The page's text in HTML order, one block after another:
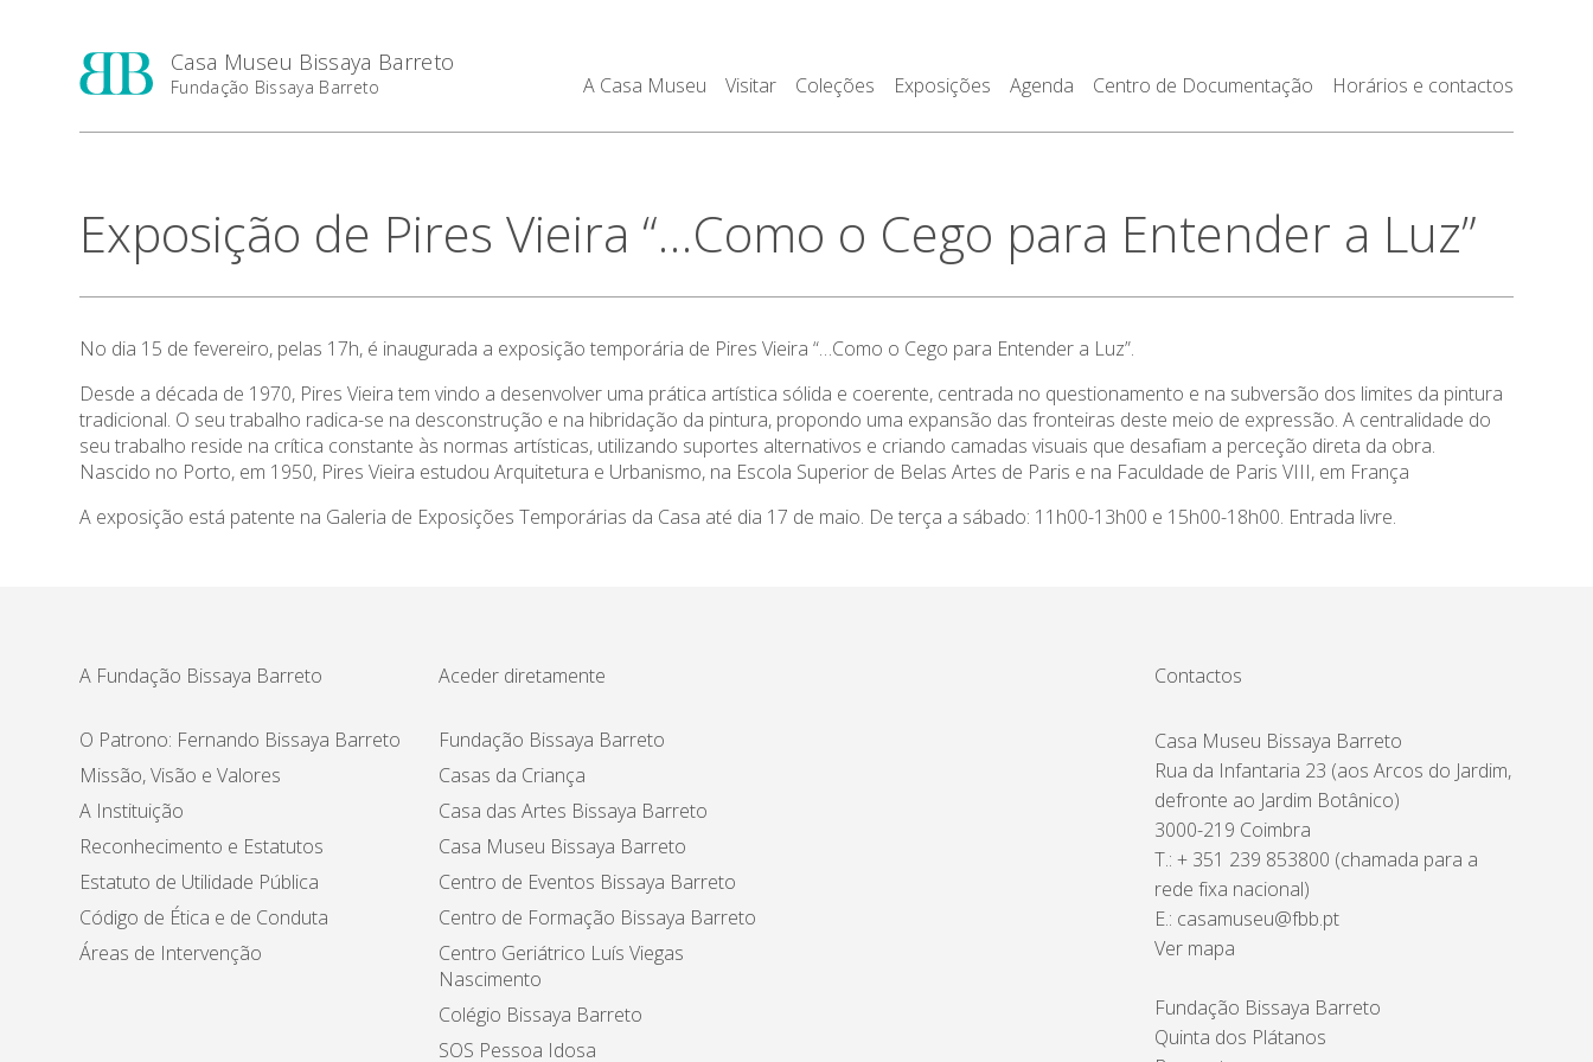
Casa Museu Bissaya Barreto
Fundação Bissaya Barreto A Casa Museu Visitar Coleções Exposições Agenda Centro de Documentação Horários e contactos
Exposição de Pires Vieira “…Como o Cego para Entender a Luz”
No dia 15 de fevereiro, pelas 17h, é inaugurada a exposição temporária de Pires Vieira “…Como o Cego para Entender a Luz”.
Desde a década de 1970, Pires Vieira tem vindo a desenvolver uma prática artística sólida e coerente, centrada no questionamento e na subversão dos limites da pintura
tradicional. O seu trabalho radica-se na desconstrução e na hibridação da pintura, propondo uma expansão das fronteiras deste meio de expressão. A centralidade do
seu trabalho reside na crítica constante às normas artísticas, utilizando suportes alternativos e criando camadas visuais que desafiam a perceção direta da obra.
Nascido no Porto, em 1950, Pires Vieira estudou Arquitetura e Urbanismo, na Escola Superior de Belas Artes de Paris e na Faculdade de Paris VIII, em França
A exposição está patente na Galeria de Exposições Temporárias da Casa até dia 17 de maio. De terça a sábado: 11h00-13h00 e 15h00-18h00. Entrada livre.
A Fundação Bissaya Barreto
O Patrono: Fernando Bissaya Barreto
Missão, Visão e Valores
A Instituição
Reconhecimento e Estatutos
Estatuto de Utilidade Pública
Código de Ética e de Conduta
Áreas de Intervenção
Aceder diretamente
Fundação Bissaya Barreto
Casas da Criança
Casa das Artes Bissaya Barreto
Casa Museu Bissaya Barreto
Centro de Eventos Bissaya Barreto
Centro de Formação Bissaya Barreto
Centro Geriátrico Luís Viegas
Nascimento
Colégio Bissaya Barreto
SOS Pessoa Idosa
Contactos
Casa Museu Bissaya Barreto
Rua da Infantaria 23 (aos Arcos do Jardim,
defronte ao Jardim Botânico)
3000-219 Coimbra
T.: + 351 239 853800 (chamada para a
rede fixa nacional)
E.: casamuseu@fbb.pt
Ver mapa
Fundação Bissaya Barreto
Quinta dos Plátanos